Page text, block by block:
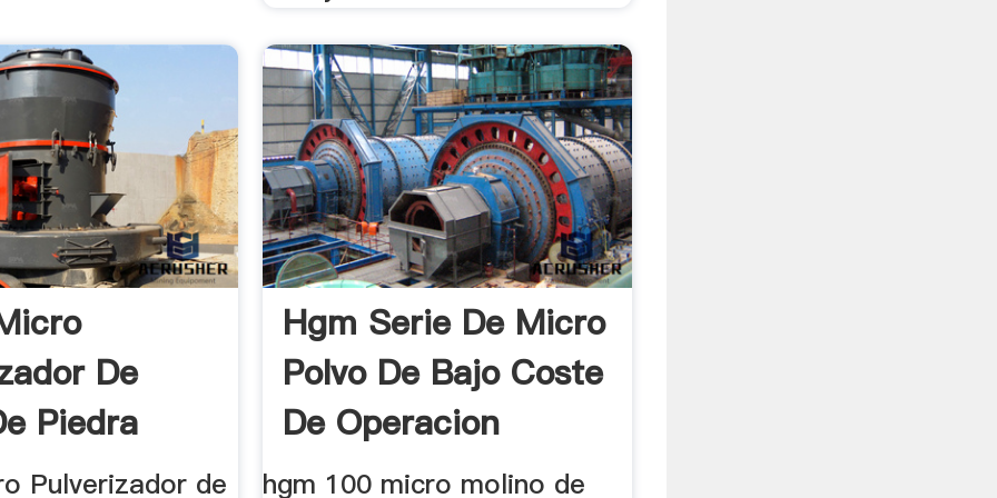
De
Piedra
Pulverizador de
Hgm Serie De Micro
Polvo De Bajo Coste
De Operacion
Amoladora
hgm 100 micro molino de